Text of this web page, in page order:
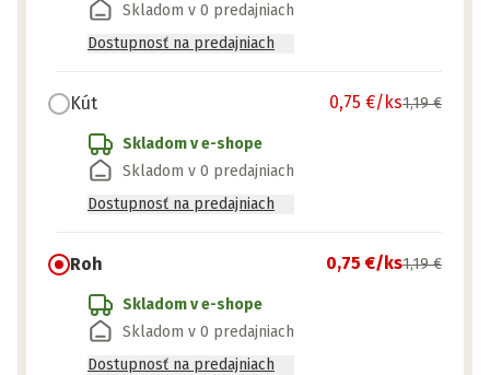
Skladom v 0 predajniach
Dostupnosť na predajniach
Kút 0,75 €/ks1,19 €
Skladom v e-shope
Skladom v 0 predajniach
Dostupnosť na predajniach
Roh 0,75 €/ks1,19 €
Skladom v e-shope
Skladom v 0 predajniach
Dostupnosť na predajniach